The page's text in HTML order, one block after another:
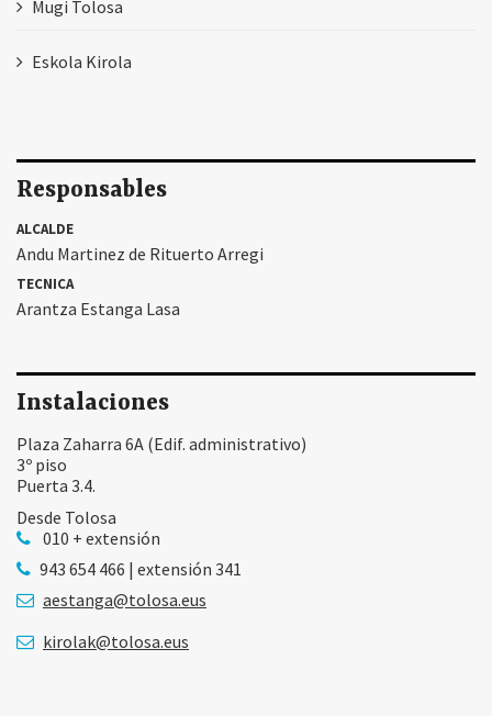
Mugi Tolosa
Eskola Kirola
Responsables
ALCALDE
Andu Martinez de Rituerto Arregi
TECNICA
Arantza Estanga Lasa
Instalaciones
Plaza Zaharra 6A (Edif. administrativo)
3º piso
Puerta 3.4.
Desde Tolosa
010 + extensión
943 654 466 | extensión 341
aestanga@tolosa.eus
kirolak@tolosa.eus